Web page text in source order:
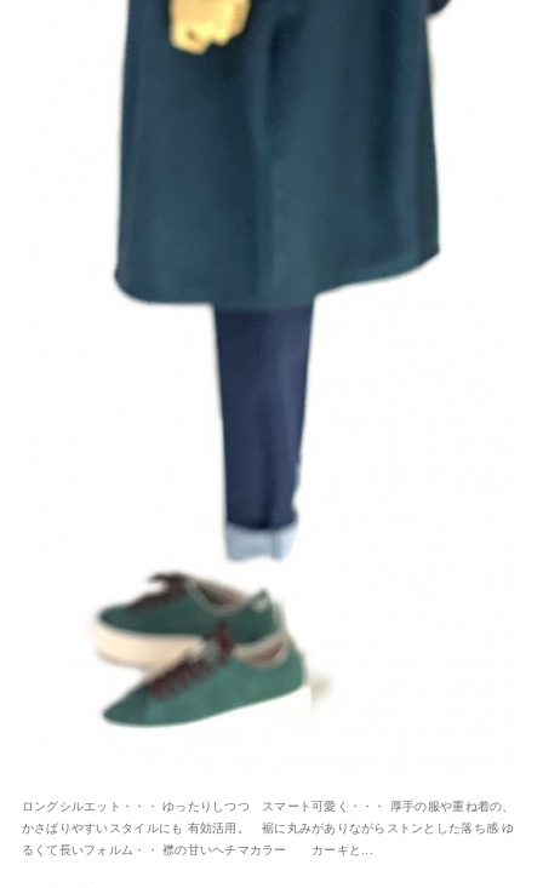
ロングシルエット・・・ ゆったりしつつ スマート可愛く・・・ 厚手の服や重ね着の、
かさばりやすいスタイルにも 有効活用。 裾に丸みがありながらストンとした落ち感 ゆ
るくて長いフォルム・・ 襟の甘いヘチマカラー カーキと...